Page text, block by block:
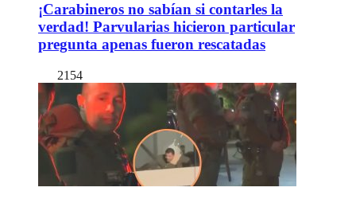
¡Carabineros no sabían si contarles la
verdad! Parvularias hicieron particular
pregunta apenas fueron rescatadas
2154